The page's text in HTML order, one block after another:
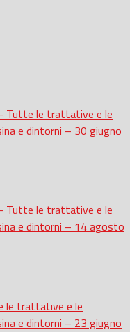
Tutte le trattative e le
e dintorni – 30 giugno
Tutte le trattative e le
e dintorni – 14 agosto
le trattative e le
e dintorni – 23 giugno